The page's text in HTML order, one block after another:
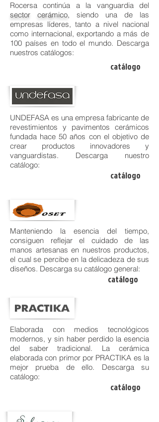
Rocersa continúa a la vanguardia del
sector cerámico, siendo una de las
empresas líderes, tanto a nivel nacional
como internacional, exportando a más de
100 países en todo el mundo. Descarga
nuestros catálogos:
catálogo
UNDEFASA es una empresa fabricante de
revestimientos y pavimentos cerámicos
fundada hace 50 años con el objetivo de
crear productos innovadores y
vanguardistas. Descarga nuestro
catálogo:
catálogo
Manteniendo la esencia del tiempo,
consiguen reflejar el cuidado de las
manos artesanas en nuestros productos,
el cual se percibe en la delicadeza de sus
diseños. Descarga su catálogo general:
catálogo
Elaborada con medios tecnológicos
modernos, y sin haber perdido la esencia
del saber tradicional. La cerámica
elaborada con primor por PRACTIKA es la
mejor prueba de ello. Descarga su
catálogo:
catálogo